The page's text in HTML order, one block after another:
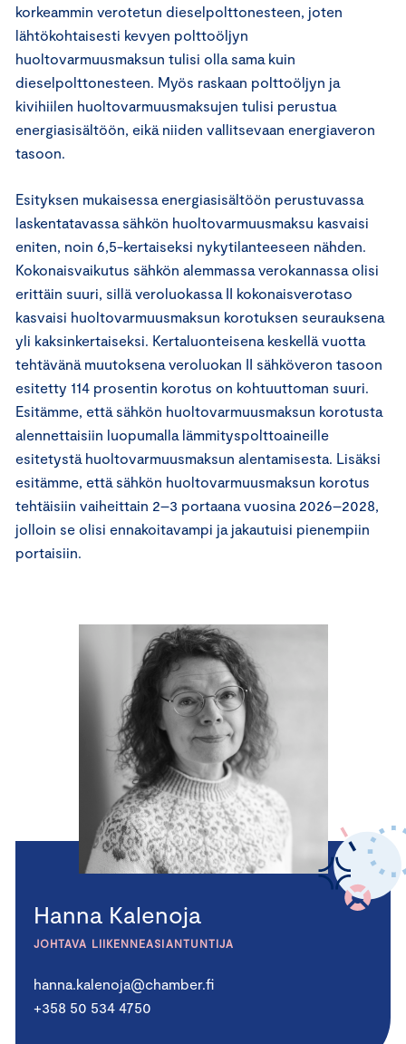
korkeammin verotetun dieselpolttonesteen, joten
lähtökohtaisesti kevyen polttoöljyn
huoltovarmuusmaksun tulisi olla sama kuin
dieselpolttonesteen. Myös raskaan polttoöljyn ja
kivihiilen huoltovarmuusmaksujen tulisi perustua
energiasisältöön, eikä niiden vallitsevaan energiaveron
tasoon.
Esityksen mukaisessa energiasisältöön perustuvassa
laskentatavassa sähkön huoltovarmuusmaksu kasvaisi
eniten, noin 6,5-kertaiseksi nykytilanteeseen nähden.
Kokonaisvaikutus sähkön alemmassa verokannassa olisi
erittäin suuri, sillä veroluokassa II kokonaisverotaso
kasvaisi huoltovarmuusmaksun korotuksen seurauksena
yli kaksinkertaiseksi. Kertaluonteisena keskellä vuotta
tehtävänä muutoksena veroluokan II sähköveron tasoon
esitetty 114 prosentin korotus on kohtuuttoman suuri.
Esitämme, että sähkön huoltovarmuusmaksun korotusta
alennettaisiin luopumalla lämmityspolttoaineille
esitetystä huoltovarmuusmaksun alentamisesta. Lisäksi
esitämme, että sähkön huoltovarmuusmaksun korotus
tehtäisiin vaiheittain 2–3 portaana vuosina 2026–2028,
jolloin se olisi ennakoitavampi ja jakautuisi pienempiin
portaisiin.
Hanna Kalenoja
JOHTAVA LIIKENNEASIANTUNTIJA
hanna.kalenoja@chamber.fi
+358 50 534 4750